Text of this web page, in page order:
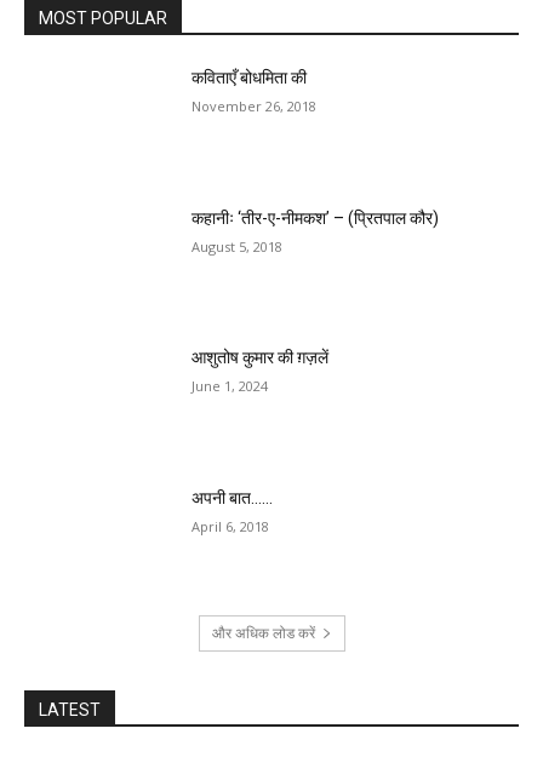
MOST POPULAR
कविताएँ बोधमिता की
November 26, 2018
कहानीः ‘तीर-ए-नीमकश’ – (प्रितपाल कौर)
August 5, 2018
आशुतोष कुमार की ग़ज़लें
June 1, 2024
अपनी बात……
April 6, 2018
और अधिक लोड करें
LATEST